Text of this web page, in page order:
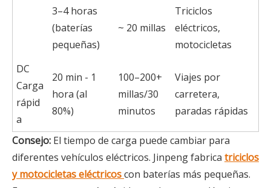
3–4 horas
(baterías
pequeñas)
~ 20 millas
Triciclos
eléctricos,
motocicletas
DC
Carga
rápid
a
20 min - 1
hora (al
80%)
100–200+
millas/30
minutos
Viajes por
carretera,
paradas rápidas
Consejo: El tiempo de carga puede cambiar para
diferentes vehículos eléctricos. Jinpeng fabrica triciclos
y motocicletas eléctricoscon baterías más pequeñas.